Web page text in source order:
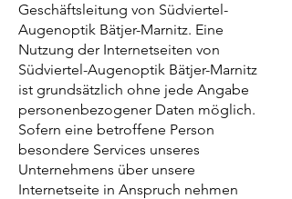
Geschäftsleitung von Südviertel-
Augenoptik Bätjer-Marnitz. Eine
Nutzung der Internetseiten von
Südviertel-Augenoptik Bätjer-Marnitz
ist grundsätzlich ohne jede Angabe
personenbezogener Daten möglich.
Sofern eine betroffene Person
besondere Services unseres
Unternehmens über unsere
Internetseite in Anspruch nehmen